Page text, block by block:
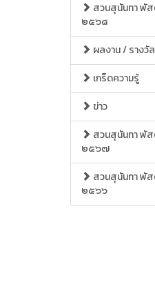
สวนสุนันทา พั
๒๕๖๘
ผลงาน / รางวัล
เกร็ดความรู้
ข่าว
สวนสุนันทา พั
๒๕๖๗
สวนสุนันทา พั
๒๕๖๖